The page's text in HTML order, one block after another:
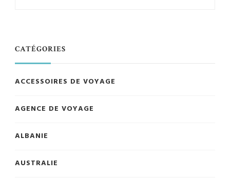
CATÉGORIES
ACCESSOIRES DE VOYAGE
AGENCE DE VOYAGE
ALBANIE
AUSTRALIE